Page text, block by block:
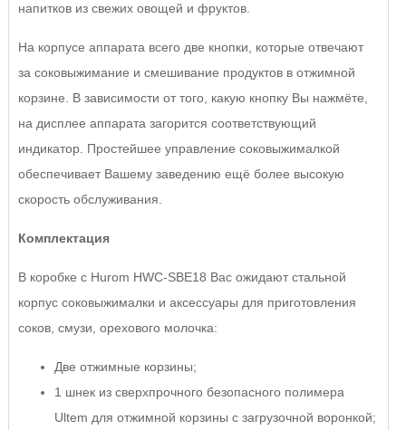
напитков из свежих овощей и фруктов.
На корпусе аппарата всего две кнопки, которые отвечают
за соковыжимание и смешивание продуктов в отжимной
корзине. В зависимости от того, какую кнопку Вы нажмёте,
на дисплее аппарата загорится соответствующий
индикатор. Простейшее управление соковыжималкой
обеспечивает Вашему заведению ещё более высокую
скорость обслуживания.
Комплектация
В коробке c Hurom HWC-SBE18 Вас ожидают стальной
корпус соковыжималки и аксессуары для приготовления
соков, смузи, орехового молочка:
Две отжимные корзины;
1 шнек из сверхпрочного безопасного полимера
Ultem для отжимной корзины с загрузочной воронкой;